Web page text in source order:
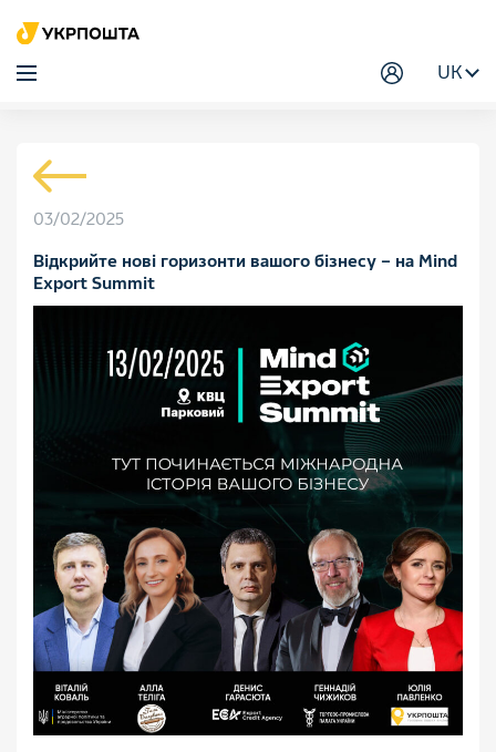
UK
03/02/2025
Відкрийте нові горизонти вашого бізнесу – на Mind
Export Summit